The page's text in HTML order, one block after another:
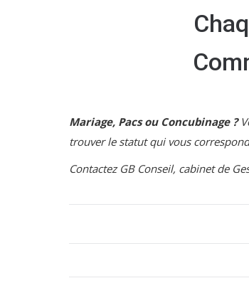
Mariage, Pacs ou Concubinage ?
trouver le statut qui vous
Contactez GB Conseil, cabinet de